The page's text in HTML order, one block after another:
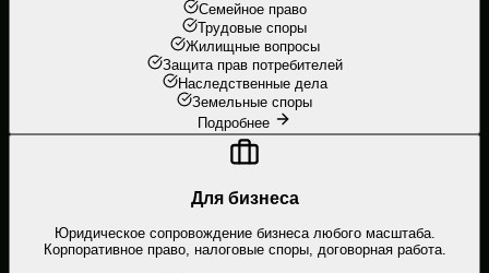
Семейное право
Трудовые споры
Жилищные вопросы
Защита прав потребителей
Наследственные дела
Земельные споры
Подробнее
Для бизнеса
Юридическое сопровождение бизнеса любого масштаба.
Корпоративное право, налоговые споры, договорная работа.